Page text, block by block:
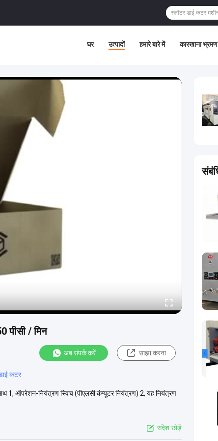
घर उत्पादों हमारे बारे में कारखाना भ्रमण
पीसी / मिन
अब संपर्क करें साझा करना
कटर
साथ 1, ऑपरेशन-नियंत्रण स्विच (पीएलसी कंप्यूटर नियंत्रण) 2, यह नियंत्रण
संदेश छोड़ें